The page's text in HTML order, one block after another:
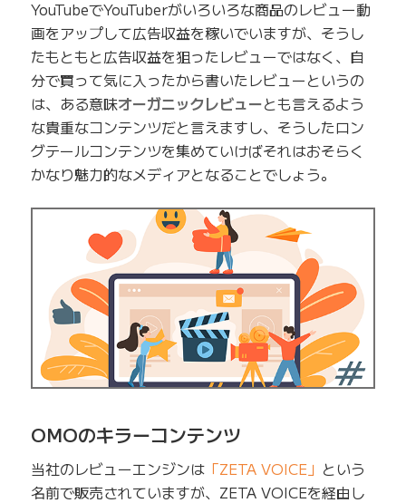
YouTubeでYouTuberがいろいろな商品のレビュー動
画をアップして広告収益を稼いでいますが、そうし
たもともと広告収益を狙ったレビューではなく、自
分で買って気に入ったから書いたレビューというの
は、ある意味オーガニックレビューとも言えるよう
な貴重なコンテンツだと言えますし、そうしたロン
グテールコンテンツを集めていけばそれはおそらく
かなり魅力的なメディアとなることでしょう。
OMOのキラーコンテンツ
当社のレビューエンジンは「ZETA VOICE」 という
名前で販売されていますが、ZETA VOICEを経由し